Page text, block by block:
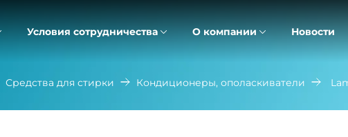
Условия сотрудничества О компании Новости
Средства для стирки Кондиционеры, ополаскиватели